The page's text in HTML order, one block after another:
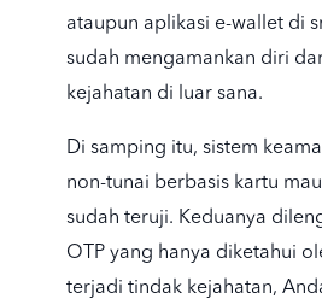
ataupun aplikasi e-wallet di
sudah mengamankan diri
kejahatan di luar sana.
Di samping itu, sistem
non-tunai berbasis kartu
sudah teruji. Keduanya
OTP yang hanya diketahui
terjadi tindak kejahatan,